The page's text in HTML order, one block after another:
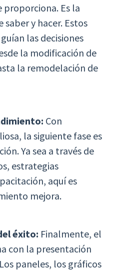
proporciona. Es la
y hacer. Estos
las decisiones
la modificación de
la remodelación de
Con
la siguiente fase es
Ya sea a través de
estrategias
aquí es
mejora.
éxito: Finalmente, el
con la presentación
paneles, los gráficos